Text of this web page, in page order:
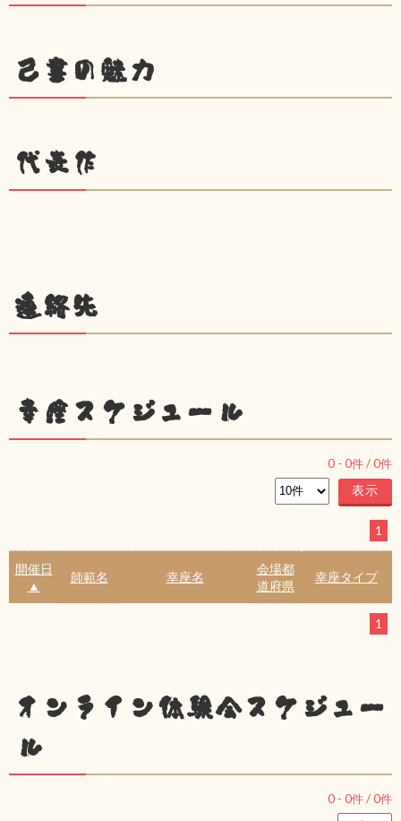
己書の魅力
代表作
連絡先
幸座スケジュール
0 - 0件 /0件
1
開催日
▲
師範名 幸座名
会場都
道府県
幸座タイプ
1
オンライン体験会スケジュー
ル
0 - 0件 /0件